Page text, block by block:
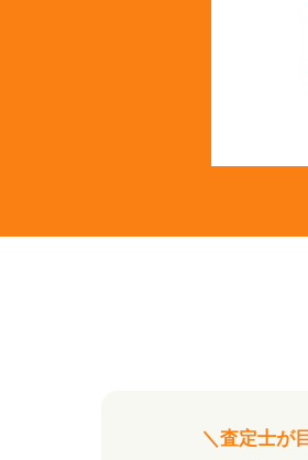
＼査定士が